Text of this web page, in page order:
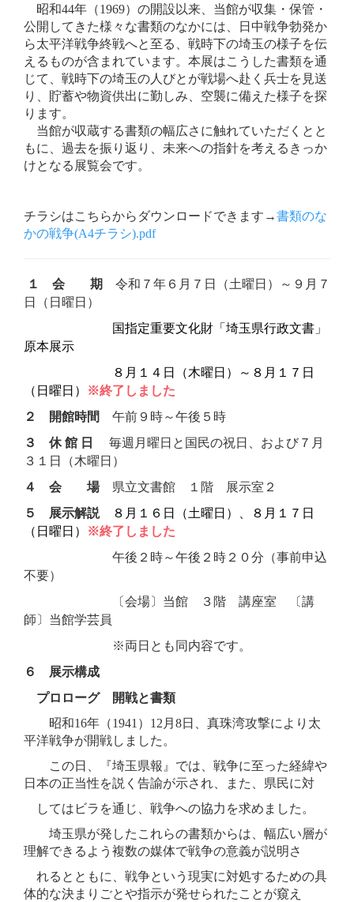
昭和44年（1969）の開設以来、当館が収集・保管・
公開してきた様々な書類のなかには、日中戦争勃発か
ら太平洋戦争終戦へと至る、戦時下の埼玉の様子を伝
えるものが含まれています。本展はこうした書類を通
じて、戦時下の埼玉の人びとが戦場へ赴く兵士を見送
り、貯蓄や物資供出に勤しみ、空襲に備えた様子を探
ります。
当館が収蔵する書類の幅広さに触れていただくとと
もに、過去を振り返り、未来への指針を考えるきっか
けとなる展覧会です。
チラシはこちらからダウンロードできます→書類のな
かの戦争(A4チラシ).pdf
１ 会 期 令和７年６月７日（土曜日）～９月７
日（日曜日）
国指定重要文化財「埼玉県行政文書」
原本展示
８月１４日（木曜日）～８月１７日
（日曜日）
※終了しました
２ 開館時間
午前９時～午後５時
３ 休 館 日
毎週月曜日と国民の祝日、および７月
３１日（木曜日）
４ 会 場県立文書館 １階 展示室２
５ 展示解説
８月１６日（土曜日）、８月１７日
（日曜日）
※終了しました
午後２時～午後２時２０分（事前申込
不要）
〔会場〕当館 ３階 講座室 〔講
師〕当館学芸員
※両日とも同内容です。
６ 展示構成
プロローグ 開戦と書類
昭和16年（1941）12月8日、真珠湾攻撃により太
平洋戦争が開戦しました。
この日、『埼玉県報』では、戦争に至った経緯や
日本の正当性を説く告諭が示され、また、県民に対
してはビラを通じ、戦争への協力を求めました。
埼玉県が発したこれらの書類からは、幅広い層が
理解できるよう複数の媒体で戦争の意義が説明さ
れるとともに、戦争という現実に対処するための具
体的な決まりごとや指示が発せられたことが窺え